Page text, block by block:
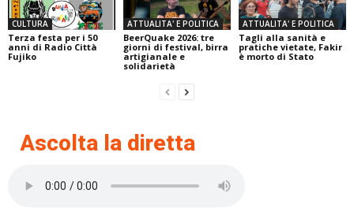
CULTURA
Terza festa per i 50
anni di Radio Città
Fujiko
ATTUALITA' E POLITICA
BeerQuake 2026: tre
giorni di festival, birra
artigianale e
solidarietà
ATTUALITA' E POLITICA
Tagli alla sanità e
pratiche vietate, Fakir
è morto di Stato
Ascolta la diretta